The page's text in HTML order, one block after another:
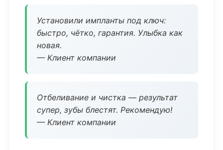
Установили импланты под ключ:
быстро, чётко, гарантия. Улыбка как
новая.
— Клиент компании
Отбеливание и чистка — результат
супер, зубы блестят. Рекомендую!
— Клиент компании